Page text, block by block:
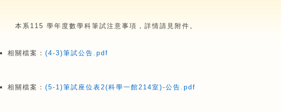
本系115 學年度數學科筆試注意事項，詳情請見附件。
相關檔案： (4-3)筆試公告.pdf
相關檔案： (5-1)筆試座位表2(科學一館214室)-公告.pdf